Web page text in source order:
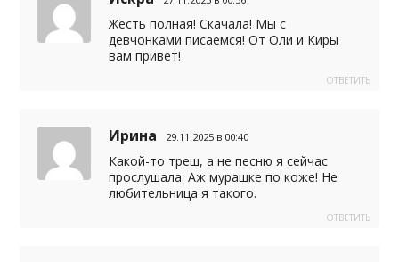
Жесть полная! Скачала! Мы с
девчонками писаемся! От Оли и Киры
вам привет!
ОТВЕТИТЬ
Ирина 29.11.2025 в 00:40
Какой-то треш, а не песню я сейчас
прослушала. Аж мурашке по коже! Не
любительница я такого.
ОТВЕТИТЬ